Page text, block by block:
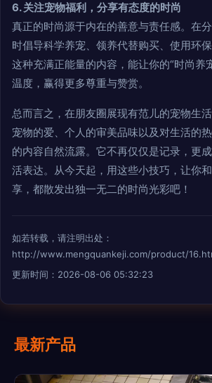
6. 关注宠物福利，分享有态度的时尚
真正的时尚源于内在的善意与责任感。在
时倡导科学养宠、领养代替购买、使用环保
这种充满正能量的内容，能让你的“时尚养
温度，赢得更多尊重与赞赏。
总而言之，在朋友圈展现有范儿的宠物生
宠物的爱、个人的审美品味以及对生活的
的内容自然流露。它不再仅仅是记录，更
活表达。从今天起，用这些小技巧，让你
享，都散发出独一无二的时尚光彩吧！
如若转载，请注明出处：
http://www.mengquankeji.com/product/
更新时间：2026-08-06 05:32:23
最新产品